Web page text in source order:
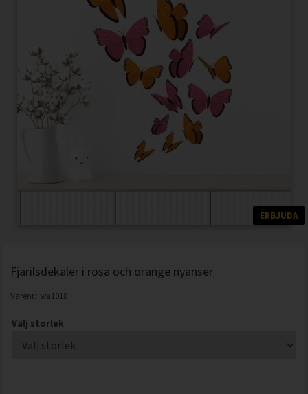
ERBJUDA
Fjärilsdekaler i rosa och orange nyanser
Varenr.: wa1918
Välj storlek